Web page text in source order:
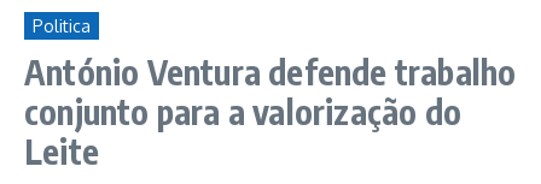
Politica
António Ventura defende trabalho
conjunto para a valorização do
Leite